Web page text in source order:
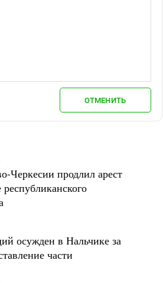
ОТМЕНИТЬ
Черкесии продлил арест
осужден в Нальчике за
части